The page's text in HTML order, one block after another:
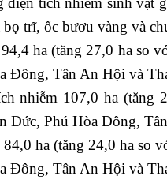
trĩ, ốc bươu vàng và
ha (tăng 27,0 ha so
Đông, Tân An Hội và
nhiễm 107,0 ha (tăng
Đức, Phú Hòa Đông,
ha (tăng 24,0 ha so
Đông, Tân An Hội và